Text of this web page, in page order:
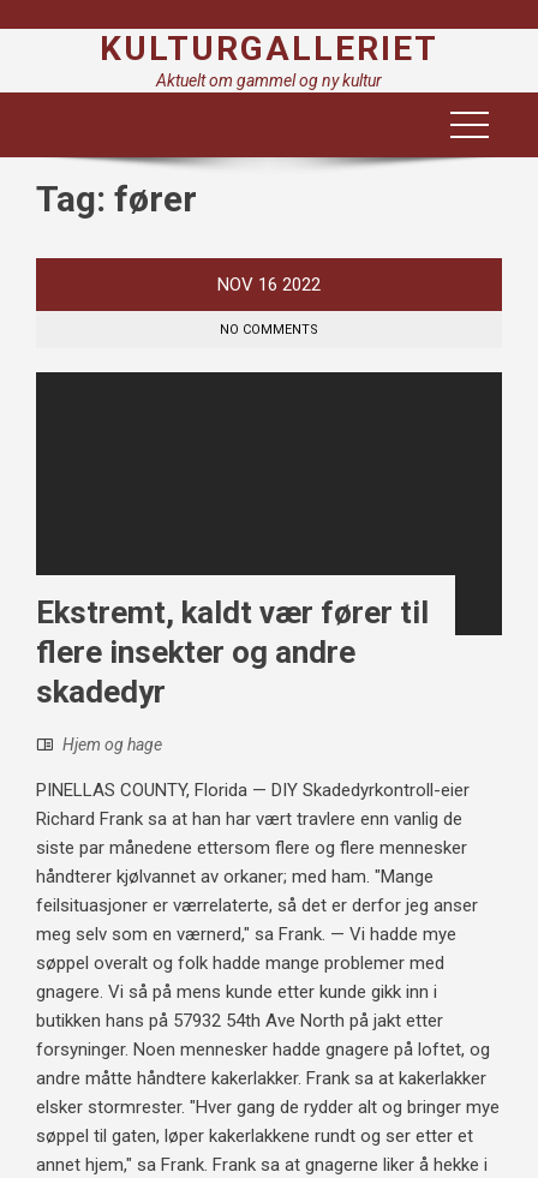
KULTURGALLERIET
Aktuelt om gammel og ny kultur
Tag: fører
NOV 16 2022
NO COMMENTS
Ekstremt, kaldt vær fører til
flere insekter og andre
skadedyr
Hjem og hage
PINELLAS COUNTY, Florida — DIY Skadedyrkontroll-eier
Richard Frank sa at han har vært travlere enn vanlig de
siste par månedene ettersom flere og flere mennesker
håndterer kjølvannet av orkaner; med ham. "Mange
feilsituasjoner er værrelaterte, så det er derfor jeg anser
meg selv som en værnerd," sa Frank. — Vi hadde mye
søppel overalt og folk hadde mange problemer med
gnagere. Vi så på mens kunde etter kunde gikk inn i
butikken hans på 57932 54th Ave North på jakt etter
forsyninger. Noen mennesker hadde gnagere på loftet, og
andre måtte håndtere kakerlakker. Frank sa at kakerlakker
elsker stormrester. "Hver gang de rydder alt og bringer mye
søppel til gaten, løper kakerlakkene rundt og ser etter et
annet hjem," sa Frank. Frank sa at gnagerne liker å hekke i